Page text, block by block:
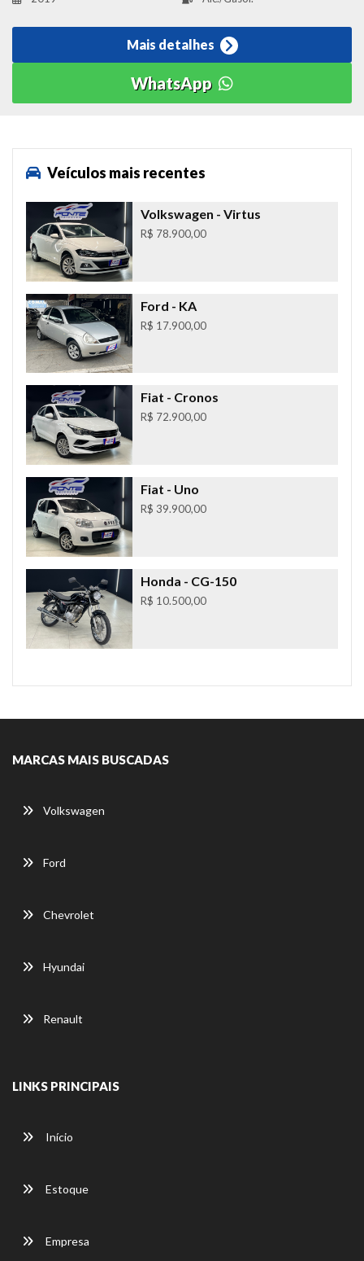
Mais detalhes
WhatsApp
Veículos mais recentes
Volkswagen - Virtus
R$ 78.900,00
Ford - KA
R$ 17.900,00
Fiat - Cronos
R$ 72.900,00
Fiat - Uno
R$ 39.900,00
Honda - CG-150
R$ 10.500,00
MARCAS MAIS BUSCADAS
Volkswagen
Ford
Chevrolet
Hyundai
Renault
LINKS PRINCIPAIS
Início
Estoque
Empresa